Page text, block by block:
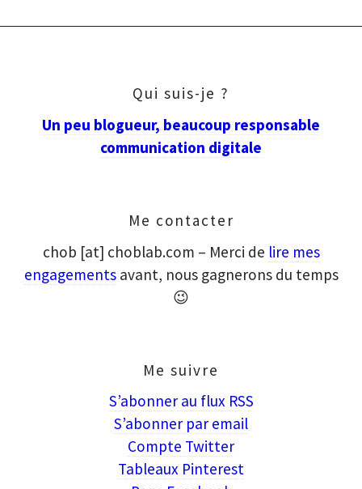
Qui suis-je ?
Un peu blogueur, beaucoup responsable
communication digitale
Me contacter
chob [at] choblab.com – Merci de lire mes
engagementsavant, nous gagnerons du temps
😉
Me suivre
S’abonner au flux RSS
S’abonner par email
Compte Twitter
Tableaux Pinterest